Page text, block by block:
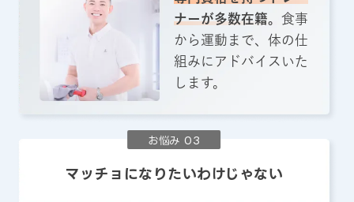
ナーが多数在籍。 食事
から運動まで、体の仕
組みにアドバイスいた
します。
お悩み 03
マッチョになりたいわけじゃない